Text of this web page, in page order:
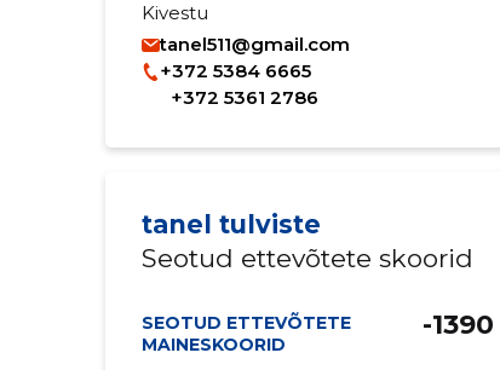
Kivestu
tanel511@gmail.com
+372 5384 6665
+372 5361 2786
tanel tulviste
Seotud ettevõtete skoorid
SEOTUD ETTEVÕTETE
MAINESKOORID
-1390